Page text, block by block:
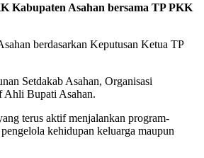
Kabupaten Asahan bersama TP PKK
berdasarkan Keputusan Ketua TP
Setdakab Asahan, Organisasi
Ahli Bupati Asahan.
terus aktif menjalankan program-
kehidupan keluarga maupun